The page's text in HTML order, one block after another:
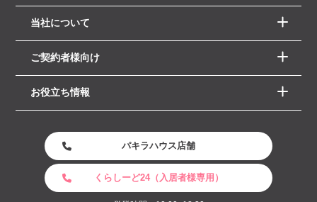
当社について
ご契約者様向け
お役立ち情報
パキラハウス店舗
くらしーど24（入居者様専用）